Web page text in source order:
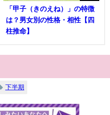
「甲子（きのえね）」の特徴
は？男女別の性格・相性【四
柱推命】
下半期